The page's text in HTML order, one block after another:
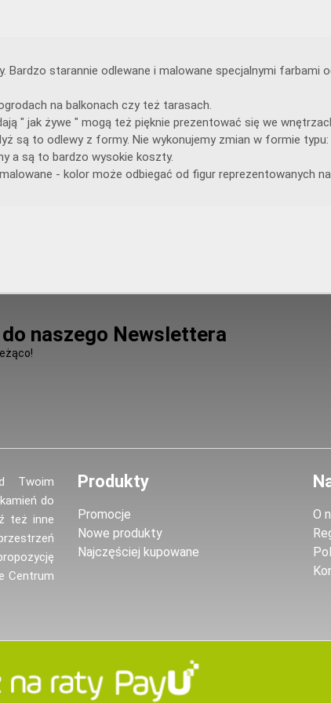
Bardzo starannie odlewane i malowane specjalnymi
na balkonach czy też tarasach.
" jak żywe " mogą też pięknie prezentować się we
są to odlewy z formy. Nie wykonujemy zmian w formie
a są to bardzo wysokie koszty.
- kolor może odbiegać od figur reprezentowanych
naszego Newslettera
Twoim
do
też inne
Centrum
Produkty
Promocje
Nowe produkty
Najczęściej kupowane
O